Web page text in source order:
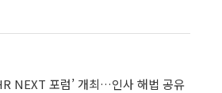
NEXT 포럼’ 개최…인사 해법 공유